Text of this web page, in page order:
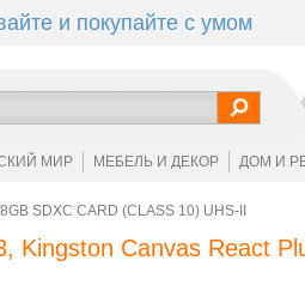
и покупайте с умом
МИР МЕБЕЛЬ И ДЕКОР ДОМ И
SDXC CARD (CLASS 10) UHS-II
Kingston Canvas React